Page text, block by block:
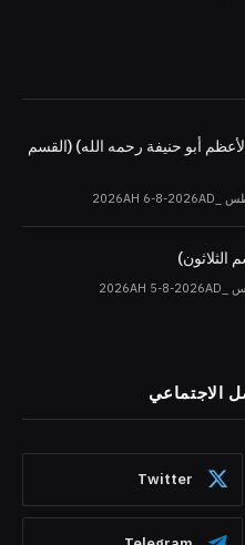
الأعظم أبو حنيفة رحمه الله) (القسم
الثلاثون)
الاجتماعي
Twitter